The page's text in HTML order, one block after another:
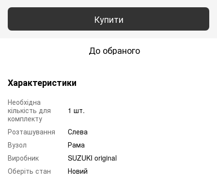
Купити
До обраного
Характеристики
Необхідна
кількість для
комплекту
1 шт.
Розташування
Слева
Вузол
Рама
Виробник
SUZUKI original
Оберіть стан
Новий